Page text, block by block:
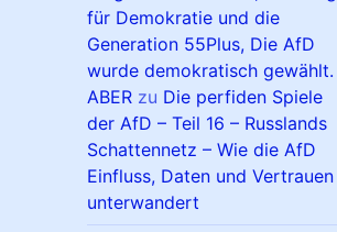
für Demokratie und die
Generation 55Plus, Die AfD
wurde demokratisch gewählt.
ABER zu Die perfiden Spiele
der AfD – Teil 16 – Russlands
Schattennetz – Wie die AfD
Einfluss, Daten und Vertrauen
unterwandert